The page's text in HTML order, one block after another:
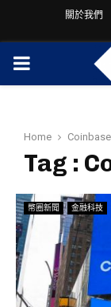
關於我們
PRIMARY
Home Coinbase
Tag :
幣圈新聞 金融科技